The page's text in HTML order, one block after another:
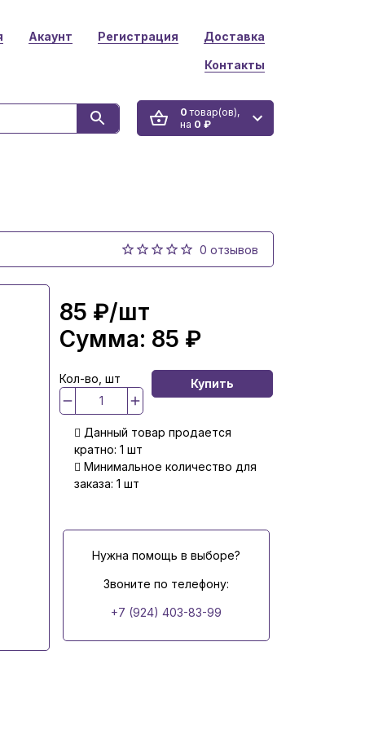
Акаунт Регистрация Доставка
Контакты
0 товар(ов),
на 0 ₽
0 отзывов
85 ₽/шт
Сумма: 85 ₽
Кол-во, шт Купить
Данный товар продается
кратно: 1 шт
Минимальное количество для
заказа: 1 шт
Нужна помощь в выборе?
Звоните по телефону:
+7 (924) 403-83-99